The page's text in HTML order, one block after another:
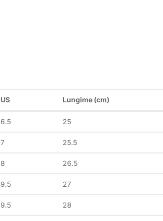
US Lungime (cm)
6.5 25
7 25.5
8 26.5
9.5 27
9.5 28